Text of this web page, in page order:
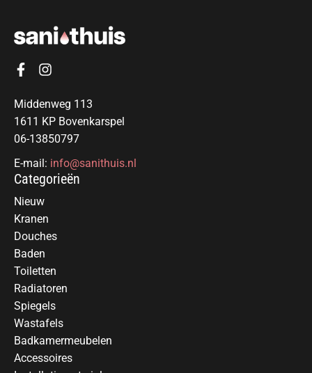
Middenweg 113
1611 KP Bovenkarspel
06-13850797
E-mail: info@sanithuis.nl
Categorieën
Nieuw
Kranen
Douches
Baden
Toiletten
Radiatoren
Spiegels
Wastafels
Badkamermeubelen
Accessoires